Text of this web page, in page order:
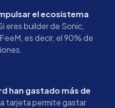
el ecosistema
eres builder de Sonic,
es decir, el 90% de
han gastado más de
tarjeta permite gastar